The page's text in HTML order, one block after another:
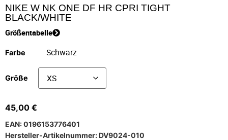
NIKE W NK ONE DF HR CPRI TIGHT
BLACK/WHITE
Größentabelle
Farbe
Größe
45,00 €
EAN: 0196153776401
Hersteller-Artikelnummer: DV9024-010